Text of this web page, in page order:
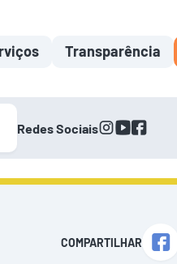
Transparência
Redes Sociaisinstagram
youtube
facebook
COMPARTILHAR